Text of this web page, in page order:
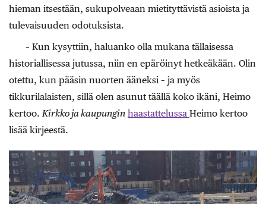
hieman itsestään, sukupolveaan mietityttävistä asioista ja
tulevaisuuden odotuksista.
– Kun kysyttiin, haluanko olla mukana tällaisessa
historiallisessa jutussa, niin en epäröinyt hetkeäkään. Olin
otettu, kun pääsin nuorten ääneksi – ja myös
tikkurilalaisten, sillä olen asunut täällä koko ikäni, Heimo
kertoo. Kirkko ja kaupungin haastattelussa Heimo kertoo
lisää kirjeestä.